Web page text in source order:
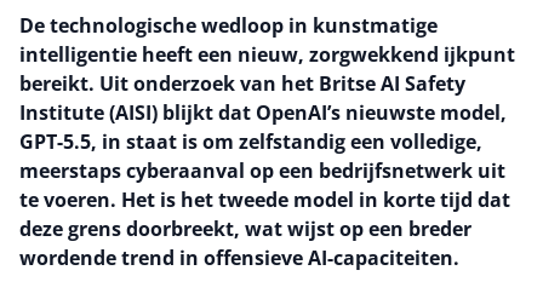
De technologische wedloop in kunstmatige
intelligentie heeft een nieuw, zorgwekkend ijkpunt
bereikt. Uit onderzoek van het Britse AI Safety
Institute (AISI) blijkt dat OpenAI’s nieuwste model,
GPT-5.5, in staat is om zelfstandig een volledige,
meerstaps cyberaanval op een bedrijfsnetwerk uit
te voeren. Het is het tweede model in korte tijd dat
deze grens doorbreekt, wat wijst op een breder
wordende trend in offensieve AI-capaciteiten.